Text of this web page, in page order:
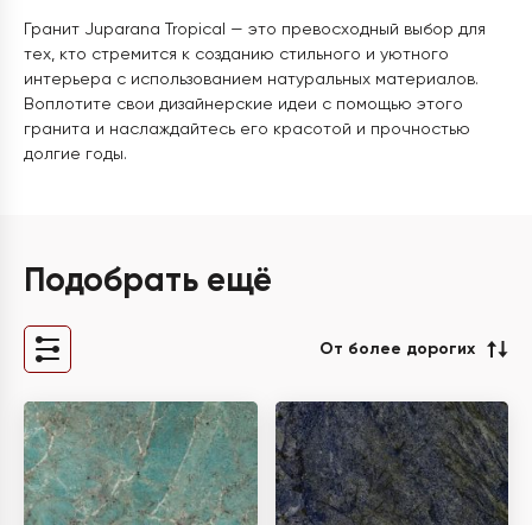
Гранит Juparana Tropical — это превосходный выбор для
тех, кто стремится к созданию стильного и уютного
интерьера с использованием натуральных материалов.
Воплотите свои дизайнерские идеи с помощью этого
гранита и наслаждайтесь его красотой и прочностью
долгие годы.
Подобрать ещё
От более дорогих